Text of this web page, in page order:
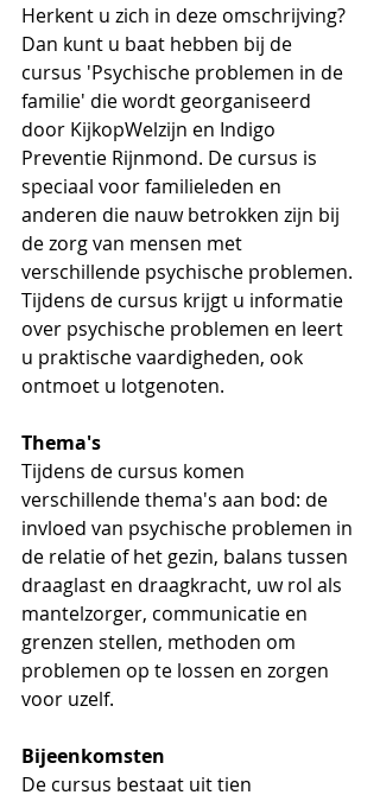
Herkent u zich in deze omschrijving?
Dan kunt u baat hebben bij de
cursus 'Psychische problemen in de
familie' die wordt georganiseerd
door KijkopWelzijn en Indigo
Preventie Rijnmond. De cursus is
speciaal voor familieleden en
anderen die nauw betrokken zijn bij
de zorg van mensen met
verschillende psychische problemen.
Tijdens de cursus krijgt u informatie
over psychische problemen en leert
u praktische vaardigheden, ook
ontmoet u lotgenoten.
Thema's
Tijdens de cursus komen
verschillende thema's aan bod: de
invloed van psychische problemen in
de relatie of het gezin, balans tussen
draaglast en draagkracht, uw rol als
mantelzorger, communicatie en
grenzen stellen, methoden om
problemen op te lossen en zorgen
voor uzelf.
Bijeenkomsten
De cursus bestaat uit tien